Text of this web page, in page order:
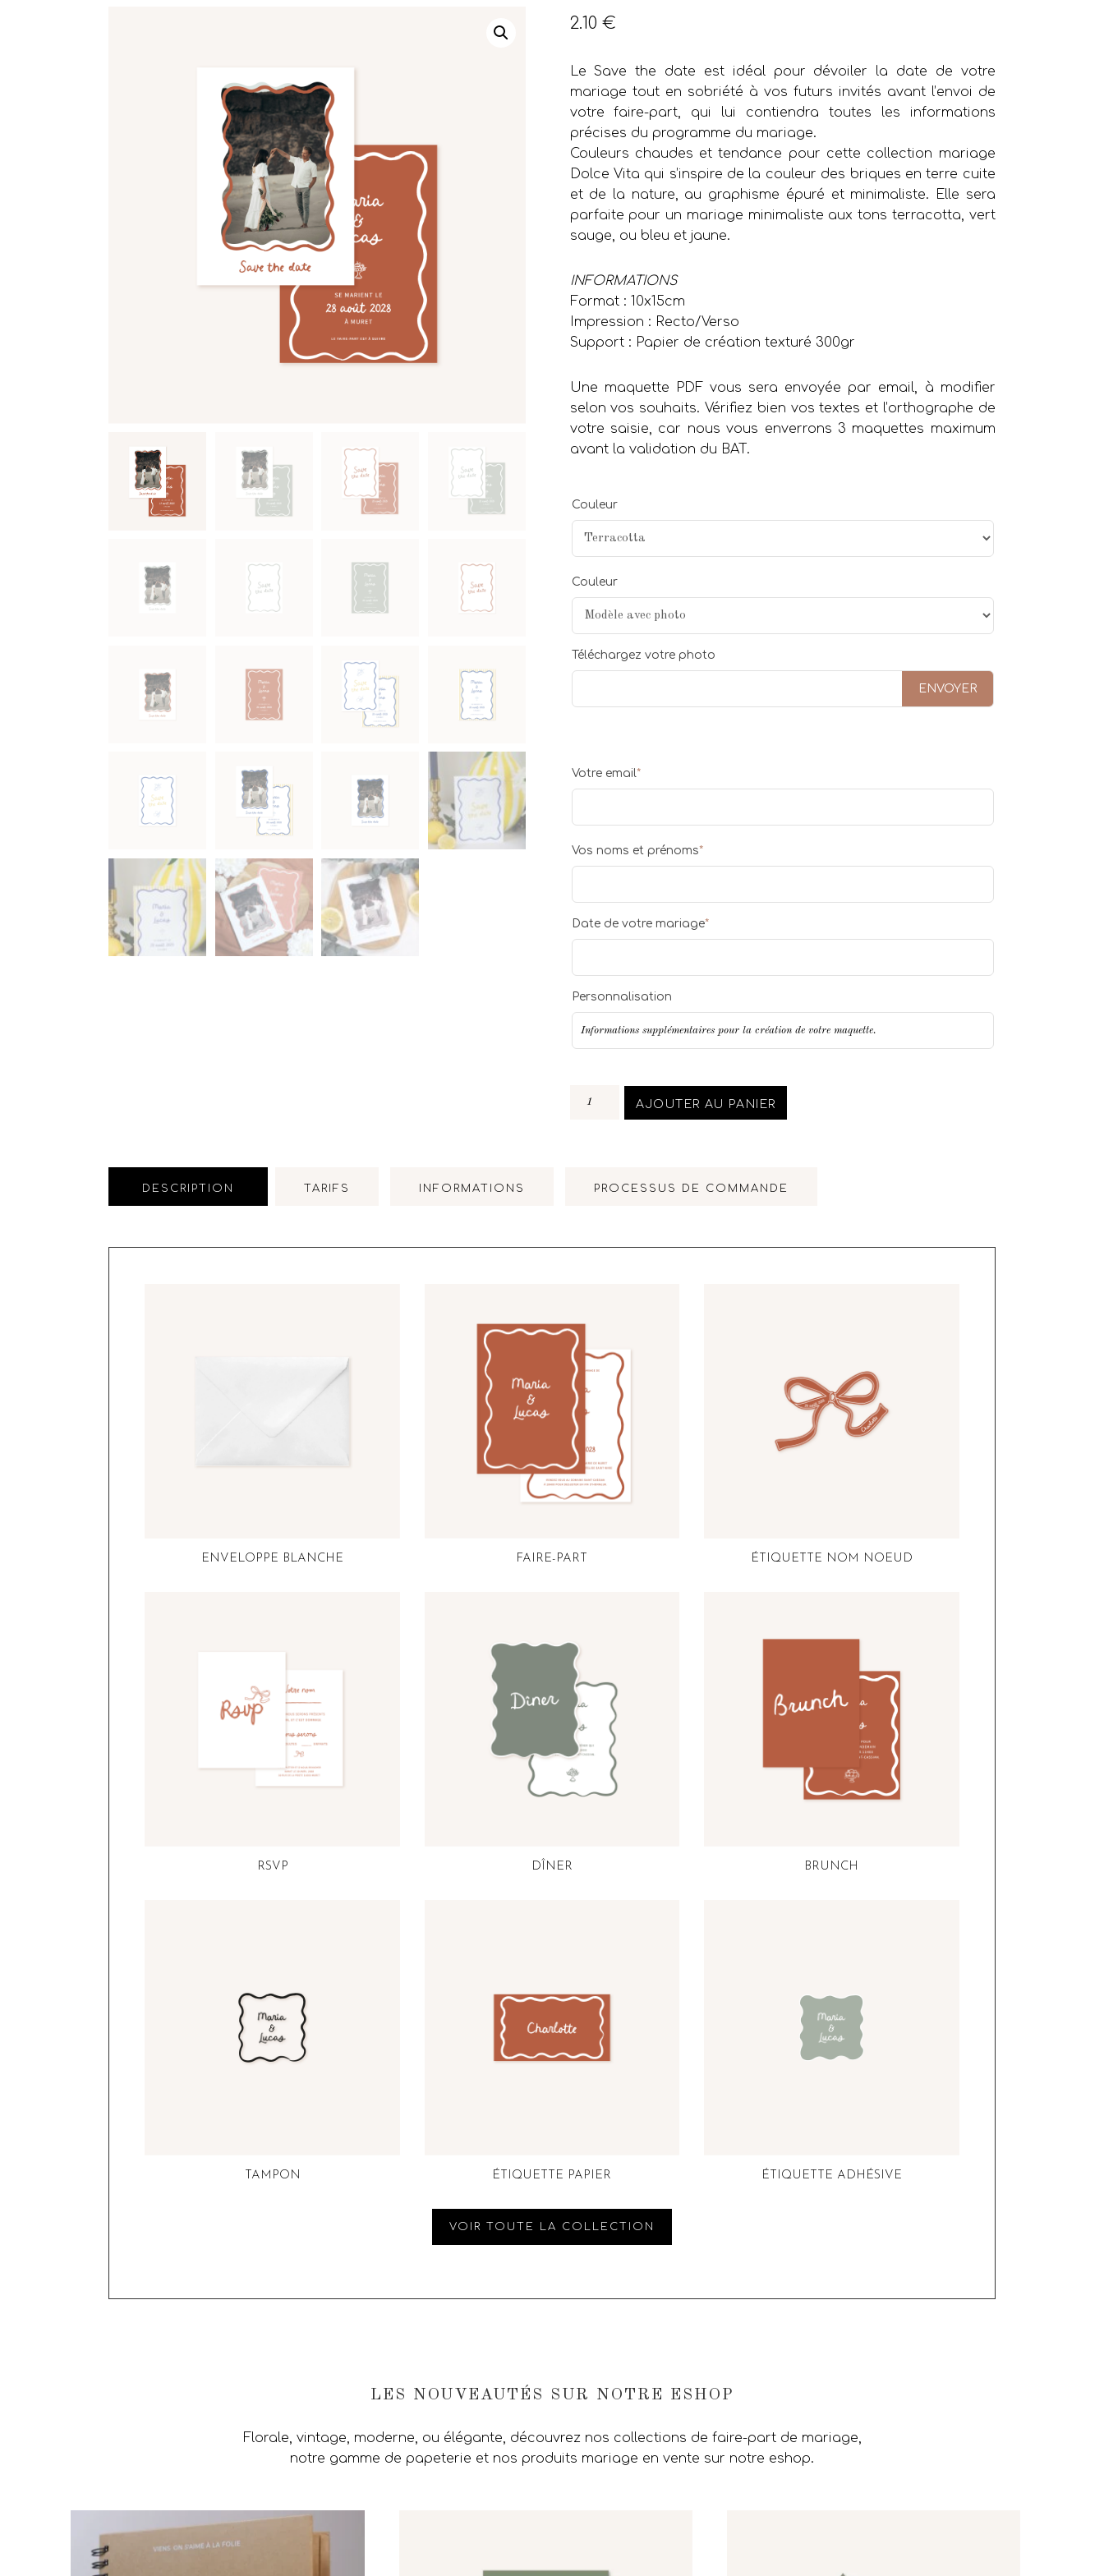
2.10 €
Le Save the date est idéal pour dévoiler la date de votre
mariage tout en sobriété à vos futurs invités avant l’envoi de
votre faire-part, qui lui contiendra toutes les informations
précises du programme du mariage.
Couleurs chaudes et tendance pour cette collection mariage
Dolce Vita qui s’inspire de la couleur des briques en terre cuite
et de la nature, au graphisme épuré et minimaliste. Elle sera
parfaite pour un mariage minimaliste aux tons terracotta, vert
sauge, ou bleu et jaune.
INFORMATIONS
Format : 10x15cm
Impression : Recto/Verso
Support : Papier de création texturé 300gr
Une maquette PDF vous sera envoyée par email, à modifier
selon vos souhaits. Vérifiez bien vos textes et l’orthographe de
votre saisie, car nous vous enverrons 3 maquettes maximum
avant la validation du BAT.
Couleur
Couleur
Téléchargez votre photo
ENVOYER
Votre email*
Vos noms et prénoms*
Date de votre mariage*
Personnalisation
AJOUTER AU PANIER
DESCRIPTION TARIFS INFORMATIONS PROCESSUS DE COMMANDE
ENVELOPPE BLANCHE FAIRE-PART ÉTIQUETTE NOM NOEUD
RSVP DÎNER BRUNCH
TAMPON ÉTIQUETTE PAPIER ÉTIQUETTE ADHÉSIVE
VOIR TOUTE LA COLLECTION
LES NOUVEAUTÉS SUR NOTRE ESHOP
Florale, vintage, moderne, ou élégante, découvrez nos collections de faire-part de mariage,
notre gamme de papeterie et nos produits mariage en vente sur notre eshop.